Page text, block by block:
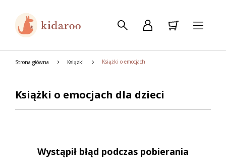
Strona główna Książki Książki o emocjach
Książki o emocjach dla dzieci
Wystąpił błąd podczas pobierania